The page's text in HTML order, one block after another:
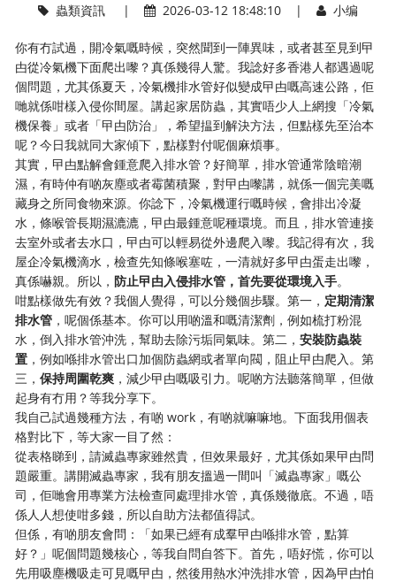
蟲類資訊| 2026-03-12 18:48:10 | 小编
你有冇試過，開冷氣嘅時候，突然聞到一陣異味，或者甚至見到曱
甴從冷氣機下面爬出嚟？真係幾得人驚。我諗好多香港人都遇過呢
個問題，尤其係夏天，冷氣機排水管好似變成曱甴嘅高速公路，佢
哋就係咁樣入侵你間屋。講起家居防蟲，其實唔少人上網搜「冷氣
機保養」或者「曱甴防治」，希望揾到解決方法，但點樣先至治本
呢？今日我就同大家傾下，點樣對付呢個麻煩事。
其實，曱甴點解會鍾意爬入排水管？好簡單，排水管通常陰暗潮
濕，有時仲有啲灰塵或者霉菌積聚，對曱甴嚟講，就係一個完美嘅
藏身之所同食物來源。你諗下，冷氣機運行嘅時候，會排出冷凝
水，條喉管長期濕漉漉，曱甴最鍾意呢種環境。而且，排水管連接
去室外或者去水口，曱甴可以輕易從外邊爬入嚟。我記得有次，我
屋企冷氣機滴水，檢查先知條喉塞咗，一清就好多曱甴蛋走出嚟，
真係嚇親。所以，防止曱甴入侵排水管，首先要從環境入手。
咁點樣做先有效？我個人覺得，可以分幾個步驟。第一， 定期清潔
排水管 ，呢個係基本。你可以用啲溫和嘅清潔劑，例如梳打粉混
水，倒入排水管沖洗，幫助去除污垢同氣味。第二，安裝防蟲裝
置 ，例如喺排水管出口加個防蟲網或者單向閥，阻止曱甴爬入。第
三，保持周圍乾爽 ，減少曱甴嘅吸引力。呢啲方法聽落簡單，但做
起身有冇用？等我分享下。
我自己試過幾種方法，有啲 work，有啲就嘛嘛地。下面我用個表
格對比下，等大家一目了然：
從表格睇到，請滅蟲專家雖然貴，但效果最好，尤其係如果曱甴問
題嚴重。講開滅蟲專家，我有朋友搵過一間叫「滅蟲專家」嘅公
司，佢哋會用專業方法檢查同處理排水管，真係幾徹底。不過，唔
係人人想使咁多錢，所以自助方法都值得試。
但係，有啲朋友會問：「如果已經有成羣曱甴喺排水管，點算
好？」呢個問題幾核心，等我自問自答下。首先，唔好慌，你可以
先用吸塵機吸走可見嘅曱甴，然後用熱水沖洗排水管，因為曱甴怕